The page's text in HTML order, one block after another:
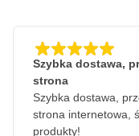
Szybka dostawa,
strona
Szybka dostawa,
strona internetowa,
produkty!